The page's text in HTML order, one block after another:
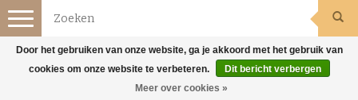
Toggle
navigation
Door het gebruiken van onze website, ga je akkoord met het gebruik van
cookies om onze website te verbeteren.
Dit bericht verbergen
Meer over cookies »